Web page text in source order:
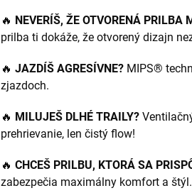
🔥 NEVERÍŠ, ŽE OTVORENÁ
prilba ti dokáže, že otvorený dizajn
🔥 JAZDÍŠ AGRESÍVNE? MIPS®
zjazdoch.
🔥 MILUJEŠ DLHÉ TRAILY?
prehrievanie, len čistý flow!
🔥 CHCEŠ PRILBU, KTORÁ SA
zabezpečia maximálny komfort a štýl.